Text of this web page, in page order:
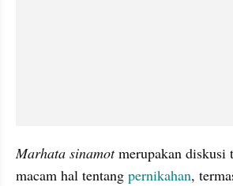
Marhata sinamot merupakan diskusi
macam hal tentang pernikahan